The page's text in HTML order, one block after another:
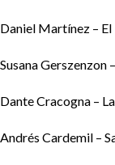
Daniel Martínez –
Susana
Dante Cracogna –
Andrés Cardemil –